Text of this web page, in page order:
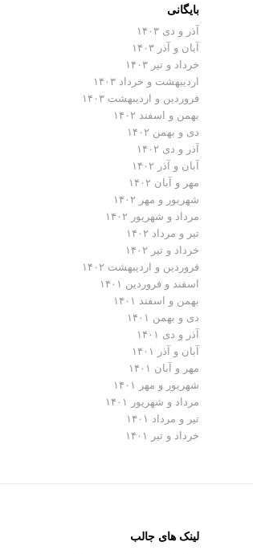
بایگانی
آذر و دی ۱۴۰۳
آبان و آذر ۱۴۰۳
خرداد و تیر ۱۴۰۳
اردیبهشت و خرداد ۱۴۰۳
فروردین و اردیبهشت ۱۴۰۳
بهمن و اسفند ۱۴۰۲
دی و بهمن ۱۴۰۲
آذر و دی ۱۴۰۲
آبان و آذر ۱۴۰۲
مهر و آبان ۱۴۰۲
شهریور و مهر ۱۴۰۲
مرداد و شهریور ۱۴۰۲
تیر و مرداد ۱۴۰۲
خرداد و تیر ۱۴۰۲
فروردین و اردیبهشت ۱۴۰۲
اسفند و فروردین ۱۴۰۱
بهمن و اسفند ۱۴۰۱
دی و بهمن ۱۴۰۱
آذر و دی ۱۴۰۱
آبان و آذر ۱۴۰۱
مهر و آبان ۱۴۰۱
شهریور و مهر ۱۴۰۱
مرداد و شهریور ۱۴۰۱
تیر و مرداد ۱۴۰۱
خرداد و تیر ۱۴۰۱
لینک های جالب